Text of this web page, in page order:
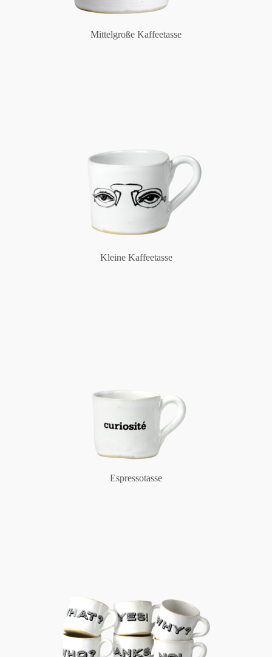
Mittelgroße Kaffeetasse
Kleine Kaffeetasse
Espressotasse